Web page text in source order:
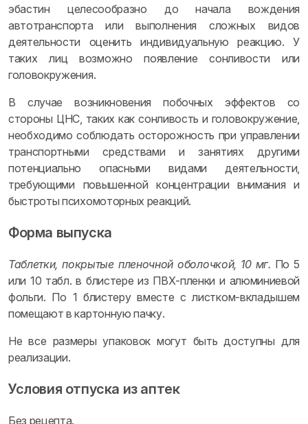
эбастин целесообразно до начала вождения
автотранспорта или выполнения сложных видов
деятельности оценить индивидуальную реакцию. У
таких лиц возможно появление сонливости или
головокружения.
В случае возникновения побочных эффектов со
стороны ЦНС, таких как сонливость и головокружение,
необходимо соблюдать осторожность при управлении
транспортными средствами и занятиях другими
потенциально опасными видами деятельности,
требующими повышенной концентрации внимания и
быстроты психомоторных реакций.
Форма выпуска
Таблетки, покрытые пленочной оболочкой, 10 мг. По 5
или 10 табл. в блистере из ПВХ-пленки и алюминиевой
фольги. По 1 блистеру вместе с листком-вкладышем
помещают в картонную пачку.
Не все размеры упаковок могут быть доступны для
реализации.
Условия отпуска из аптек
Без рецепта.